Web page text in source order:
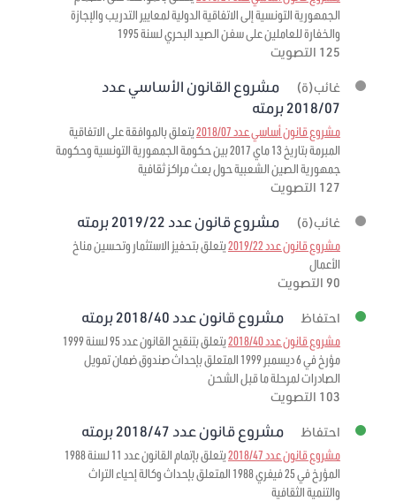
الجمهورية التونسية إلى الاتفاقية الدولية لمعايير التدريب والإجازة
والخفارة للعاملين على سفن الصيد البحري لسنة 1995
125 التصويت
غائب(ة)
مشروع القانون الأساسي عدد
2018/07 برمته
مشروع قانون أساسي عدد 2018/07
يتعلق بالموافقة على الاتفاقية
المبرمة بتاريخ 13 ماي 2017 بين حكومة الجمهورية التونسية وحكومة
جمهورية الصين الشعبية حول بعث مراكز ثقافية
127 التصويت
غائب(ة) مشروع قانون عدد 2019/22 برمته
مشروع قانون عدد 2019/22
يتعلق بتحفيز الاستثمار وتحسين مناخ
الأعمال
90 التصويت
احتفاظ مشروع قانون عدد 2018/40 برمته
مشروع قانون عدد 2018/40
يتعلق بتنقيح القانون عدد 95 لسنة 1999
مؤرخ في 6 ديسمبر 1999 المتعلق بإحداث صندوق ضمان تمويل
الصادرات لمرحلة ما قبل الشحن
103 التصويت
احتفاظ مشروع قانون عدد 2018/47 برمته
مشروع قانون عدد 2018/47
يتعلق بإتمام القانون عدد 11 لسنة 1988
المؤرخ في 25 فيفري 1988 المتعلق بإحداث وكالة إحياء التراث
والتنمية الثقافية